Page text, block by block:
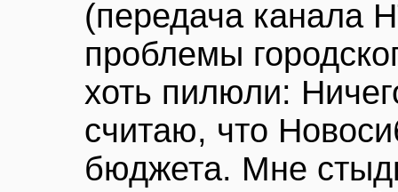
(передача канала
проблемы
хоть пилюли:
считаю, что
бюджета. Мне